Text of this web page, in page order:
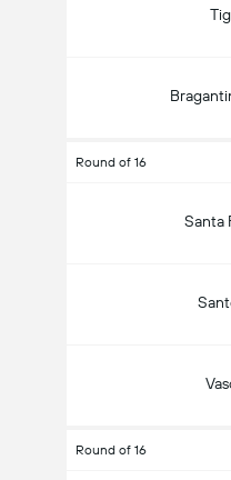
Round of 16
Santa
Round of 16
CONMEBOL